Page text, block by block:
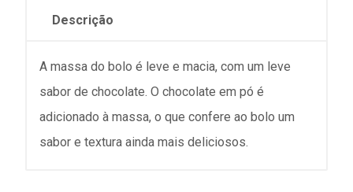
Descrição
A massa do bolo é leve e macia, com um leve
sabor de chocolate. O chocolate em pó é
adicionado à massa, o que confere ao bolo um
sabor e textura ainda mais deliciosos.